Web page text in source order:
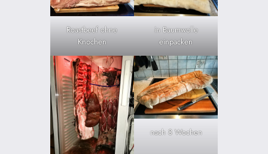
Roastbeef ohne
Knochen
in Baumwolle
einpacken
nach 8 Wochen